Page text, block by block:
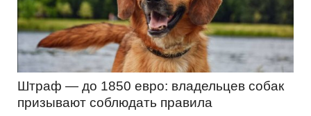
Штраф — до 1850 евро: владельцев собак
призывают соблюдать правила